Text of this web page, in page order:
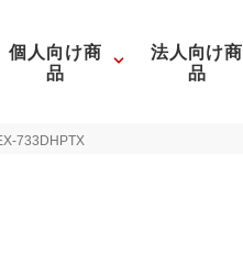
個人向け商
品
法人向け商
品
733DHPTX